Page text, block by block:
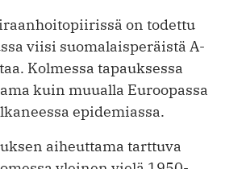
on todettu
viisi suomalaisperäistä A-
Kolmessa tapauksessa
kuin muualla Euroopassa
epidemiassa.
aiheuttama tarttuva